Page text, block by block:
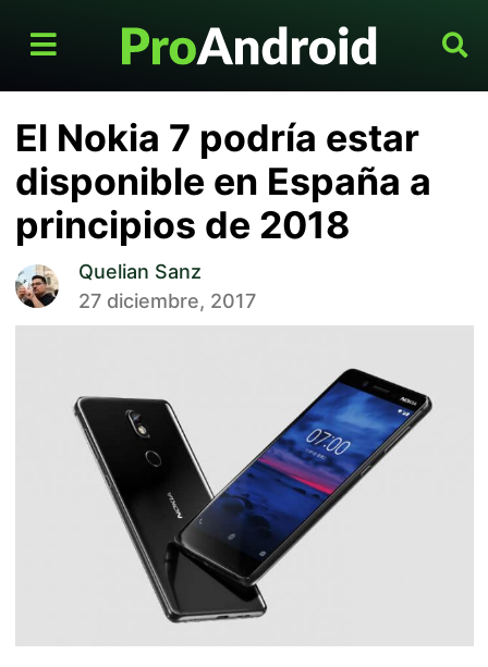
El Nokia 7 podría estar
disponible en España a
principios de 2018
Quelian Sanz
27 diciembre, 2017